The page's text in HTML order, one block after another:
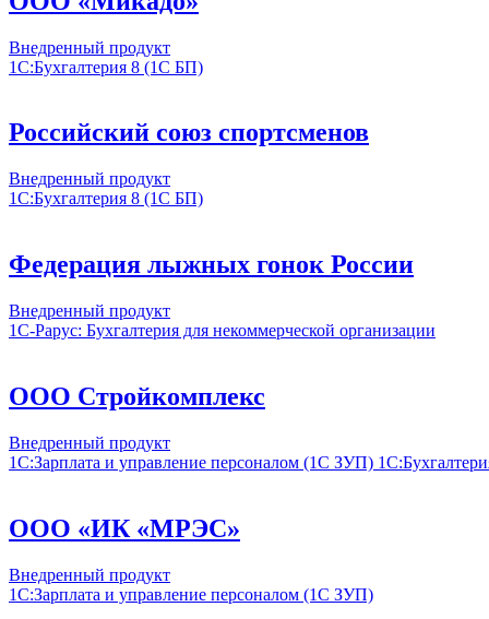
Внедренный продукт
1С:Бухгалтерия 8 (1С БП)
Российский союз спортсменов
Внедренный продукт
1С:Бухгалтерия 8 (1С БП)
Федерация лыжных гонок России
Внедренный продукт
1С-Рарус: Бухгалтерия для некоммерческой организации
ООО Стройкомплекс
Внедренный продукт
1С:Зарплата и управление персоналом (1С ЗУП)
ООО «ИК «МРЭС»
Внедренный продукт
1С:Зарплата и управление персоналом (1С ЗУП)